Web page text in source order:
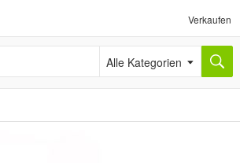
Verkaufen
Alle Kategorien